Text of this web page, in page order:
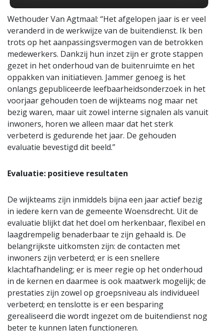
Wethouder Van Agtmaal: “Het afgelopen jaar is er veel
veranderd in de werkwijze van de buitendienst. Ik ben
trots op het aanpassingsvermogen van de betrokken
medewerkers. Dankzij hun inzet zijn er grote stappen
gezet in het onderhoud van de buitenruimte en het
oppakken van initiatieven. Jammer genoeg is het
onlangs gepubliceerde leefbaarheidsonderzoek in het
voorjaar gehouden toen de wijkteams nog maar net
bezig waren, maar uit zowel interne signalen als vanuit
inwoners, horen we alleen maar dat het sterk
verbeterd is gedurende het jaar. De gehouden
evaluatie bevestigd dit beeld.”
Evaluatie: positieve resultaten
De wijkteams zijn inmiddels bijna een jaar actief bezig
in iedere kern van de gemeente Woensdrecht. Uit de
evaluatie blijkt dat het doel om herkenbaar, flexibel en
laagdrempelig benaderbaar te zijn gehaald is. De
belangrijkste uitkomsten zijn: de contacten met
inwoners zijn verbeterd; er is een snellere
klachtafhandeling; er is meer regie op het onderhoud
in de kernen en daarmee is ook maatwerk mogelijk; de
prestaties zijn zowel op groepsniveau als individueel
verbeterd; en tenslotte is er een besparing
gerealiseerd die wordt ingezet om de buitendienst nog
beter te kunnen laten functioneren.